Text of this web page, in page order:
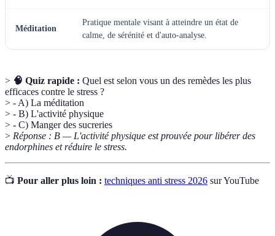
Méditation
Pratique mentale visant à atteindre un état de
calme, de sérénité et d'auto-analyse.
> 🧠 Quiz rapide : Quel est selon vous un des remèdes les plus
efficaces contre le stress ?
> - A) La méditation
> - B) L'activité physique
> - C) Manger des sucreries
> Réponse : B — L'activité physique est prouvée pour libérer des
endorphines et réduire le stress.
📺 Pour aller plus loin : techniques anti stress 2026 sur YouTube